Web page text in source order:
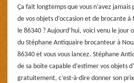
Ça fait longtemps que vous n’avez
de vos objets d’occasion et de brocante
le 86340 ? Aujourd’hui, voici venu le jour
du Stéphane Antiquaire brocanteur à
86340 et vous vous lancez. Stéphane
de sa boite capable d’estimer vos objets
gratuitement, c’est-à-dire donner son